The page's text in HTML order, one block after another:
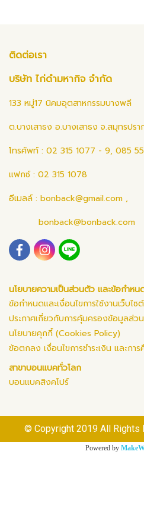
ติดต่อเรา
บริษัท ไก่ดำมหากิจ จำกัด
133 หมู่17 นิคมอุตสาหกรรมบางพลี
ต.บางเสาธง อ.บางเสาธง จ.สมุทรปร
โทรศัพท์ : 02 315 1077 - 9, 085
แฟกซ์ : 02 315 1078
อีเมลล์ : bonback@gmail.com ,
bonback@bonback.com
นโยบายความเป็นส่วนตัว และข้อกำหน
ข้อกำหนดและเงื่อนไขการใช้งานเว็บไซต์
ประกาศเกี่ยวกับการคุ้มครองข้อมูลส่ว
นโยบายคุกกี้ (Cookies Policy)
ข้อตกลง เงื่อนไขการชำระเงิน และกา
สาขาบอนแบคทั่วโลก
บอนแบคสิงคโปร์
© Copyright 2019 All Rights
Powered by